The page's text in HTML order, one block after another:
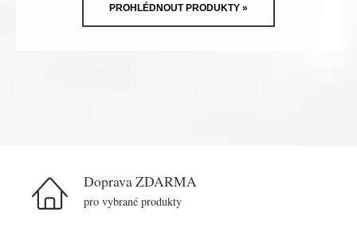
PROHLÉDNOUT PRODUKTY »
Doprava ZDARMA
pro vybrané produkty